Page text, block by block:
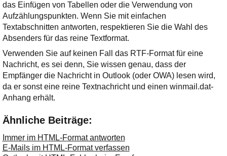
das Einfügen von Tabellen oder die Verwendung von
Aufzählungspunkten. Wenn Sie mit einfachen
Textabschnitten antworten, respektieren Sie die Wahl des
Absenders für das reine Textformat.
Verwenden Sie auf keinen Fall das RTF-Format für eine
Nachricht, es sei denn, Sie wissen genau, dass der
Empfänger die Nachricht in Outlook (oder OWA) lesen wird,
da er sonst eine reine Textnachricht und einen winmail.dat-
Anhang erhält.
Ähnliche Beiträge:
Immer im HTML-Format antworten
E-Mails im HTML-Format verfassen